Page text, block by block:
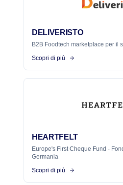
DELIVERISTO
B2B Foodtech marketplace per il
Scopri di più
HEARTFELT
Europe's First Cheque Fund -
Germania
Scopri di più